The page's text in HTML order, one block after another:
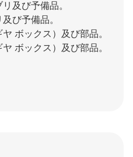
及び予備品。
び予備品。
ボックス）及び部品。
ボックス）及び部品。